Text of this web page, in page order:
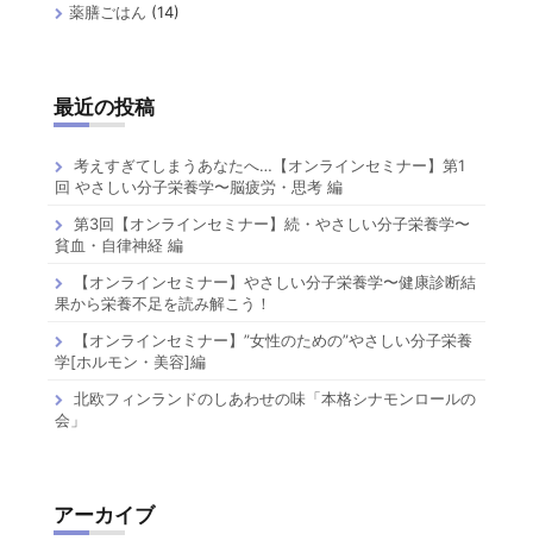
薬膳ごはん (14)
最近の投稿
考えすぎてしまうあなたへ…【オンラインセミナー】第1
回 やさしい分子栄養学〜脳疲労・思考 編
第3回【オンラインセミナー】続・やさしい分子栄養学〜
貧血・自律神経 編
【オンラインセミナー】やさしい分子栄養学〜健康診断結
果から栄養不足を読み解こう！
【オンラインセミナー】”女性のための”やさしい分子栄養
学[ホルモン・美容]編
北欧フィンランドのしあわせの味「本格シナモンロールの
会」
アーカイブ